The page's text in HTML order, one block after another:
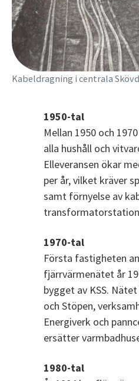
Kabeldragning i centrala
1950-tal
Mellan 1950 och
alla hushåll och
Elleveransen ökar
per år, vilket kräver
samt förnyelse av
1970-tal
Första fastigheten
fjärrvärmenätet år
bygget av KSS.
och Stöpen,
Energiverk och
ersätter
1980-tal